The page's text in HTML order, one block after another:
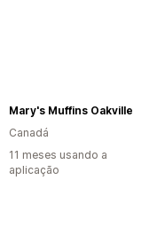
Mary's Muffins Oakville
Canadá
11 meses usando a
aplicação